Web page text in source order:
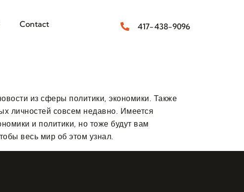
Contact 417-438-9096
из сферы политики, экономики. Также
личностей совсем недавно. Имеется
и политики, но тоже будут вам
весь мир об этом узнал.